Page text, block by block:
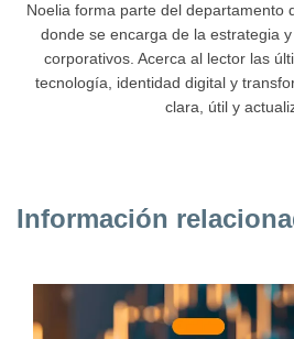
Noelia forma parte del departamento
donde se encarga de la estrategia
corporativos. Acerca al lector las
tecnología, identidad digital y
clara, útil y
Información